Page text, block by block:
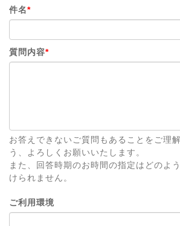
件名*
質問内容*
お答えできないご質問もあることをご理
う、よろしくお願いいたします。
また、回答時期のお時間の指定はどのよ
けられません。
ご利用環境